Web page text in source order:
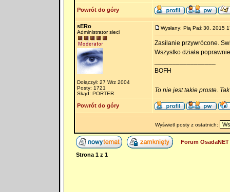
Powrót do góry
sERo
Administrator sieci
Dołączył: 27 Wrz 2004
Posty: 1721
Skąd: PORTER
Wysłany: Pią Paź 30, 2015
Zasilanie przywrócone.
Wszystko działa
BOFH
To nie jest takie proste.
Powrót do góry
Wyświetl posty z ostatnich:
Forum
Strona 1z 1